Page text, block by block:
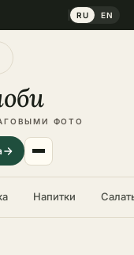
RU EN
ФОТО
Напитки